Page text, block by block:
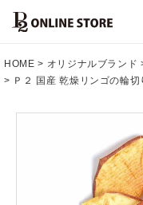
HOME オリジナルブランド
Ｐ２ 国産 乾燥リンゴの輪切